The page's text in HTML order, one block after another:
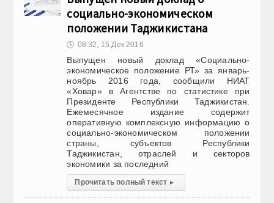
социально-экономическом
положении Таджикистана
🕔 08:32, 15.Дек 2016
Выпущен новый доклад «Социально-
экономическое положение РТ» за январь-
ноябрь 2016 года, сообщили НИАТ
«Ховар» в Агентстве по статистике при
Президенте Республики Таджикистан.
Ежемесячное издание содержит
оперативную комплексную информацию о
социально-экономическом положении
страны, субъектов Республики
Таджикистан, отраслей и секторов
экономики за последний
Прочитать полный текст ▸